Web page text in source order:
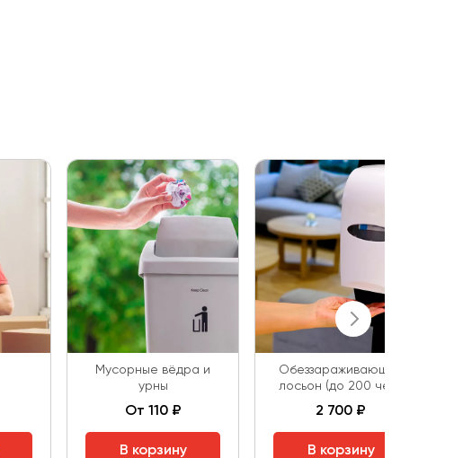
Мусорные вёдра и
урны
От 110 ₽
В корзину
Обеззараживающий
лосьон (до 200 чел.)
2 700 ₽
В корзину